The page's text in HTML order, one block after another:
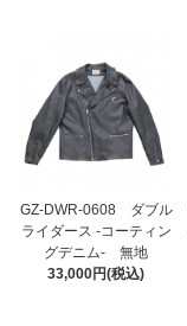
GZ-DWR-0608 ダブル
ライダース -コーティン
グデニム- 無地
33,000円(税込)